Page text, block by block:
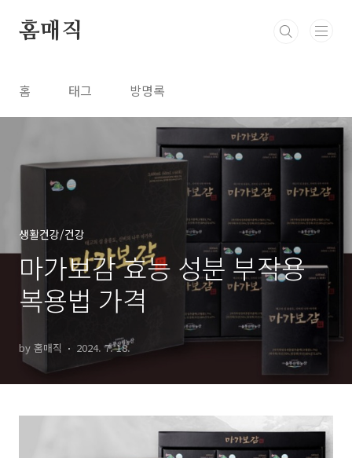
홈매직
홈 태그 방명록
생활건강/건강
마가보감 효능 성분 부작용
복용법 가격
by 홈매직 2024. 7. 18.